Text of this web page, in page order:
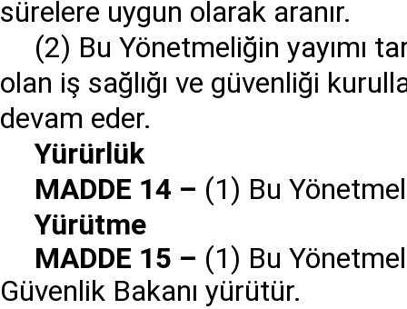
sürelere uygun olarak aranır.
(2) Bu Yönetmeliğin yayımı
olan iş sağlığı ve güvenliği
devam eder.
Yürürl ük
MADDE 14 – (1) Bu
Yürütme
MADDE 15 – (1) Bu Yö
Güvenlik Bakanı yürütür.